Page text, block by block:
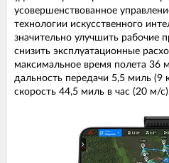
усовершенствованное
технологии искусственного
значительно улучшить рабочие
снизить эксплуатационные
максимальное время полета 36
дальность передачи 5,5 миль
скорость 44,5 миль в час (20 м/